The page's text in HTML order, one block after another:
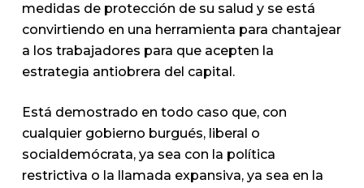
medidas de protección de su salud y se está
convirtiendo en una herramienta para chantajear
a los trabajadores para que acepten la
estrategia antiobrera del capital.
Está demostrado en todo caso que, con
cualquier gobierno burgués, liberal o
socialdemócrata, ya sea con la política
restrictiva o la llamada expansiva, ya sea en la